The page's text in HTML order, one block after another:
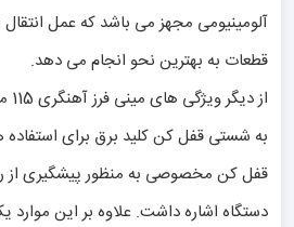
آلومینیومی مجهز می باشد که عمل انتقال
قطعات به بهترین نحو انجام می دهد.
به شستی قفل کن کلید برق برای
قفل کن مخصوصی به منظور پیشگیری از
دستگاه اشاره داشت. علاوه بر این موارد